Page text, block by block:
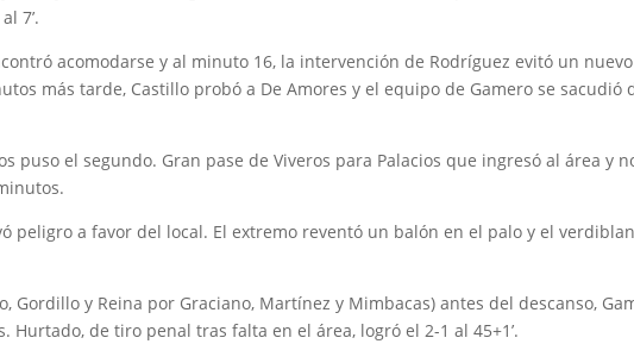
7’.
acomodarse y al minuto 16, la intervención de Rodríguez evitó un nuevo
más tarde, Castillo probó a De Amores y el equipo de Gamero se sacudió
puso el segundo. Gran pase de Viveros para Palacios que ingresó al área y
peligro a favor del local. El extremo reventó un balón en el palo y el
Gordillo y Reina por Graciano, Martínez y Mimbacas) antes del descanso,
Hurtado, de tiro penal tras falta en el área, logró el 2-1 al 45+1’.